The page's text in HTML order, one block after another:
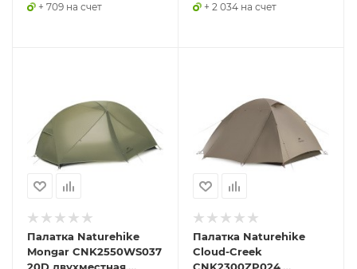
+ 709 на счет + 2 034 на счет
Палатка Naturehike
Mongar CNK2550WS037
Палатка Naturehike
Cloud-Creek